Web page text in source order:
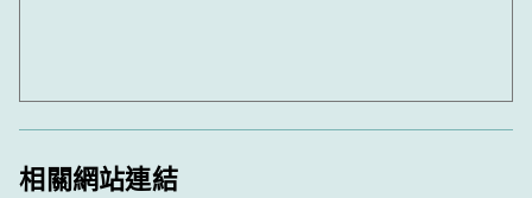
相關網站連結